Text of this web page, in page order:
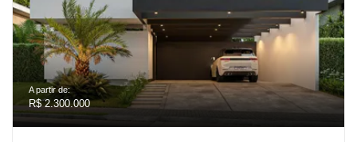
A partir de:
R$ 2.300.000